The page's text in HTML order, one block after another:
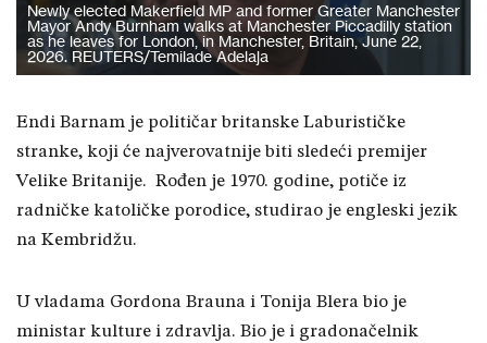
Newly elected Makerfield MP and former Greater Manchester
Mayor Andy Burnham walks at Manchester Piccadilly station
as he leaves for London, in Manchester, Britain, June 22,
2026. REUTERS/Temilade Adelaja
Endi Barnam je političar britanske Laburističke
stranke, koji će najverovatnije biti sledeći premijer
Velike Britanije. Rođen je 1970. godine, potiče iz
radničke katoličke porodice, studirao je engleski jezik
na Kembridžu.
U vladama Gordona Brauna i Tonija Blera bio je
ministar kulture i zdravlja. Bio je i gradonačelnik